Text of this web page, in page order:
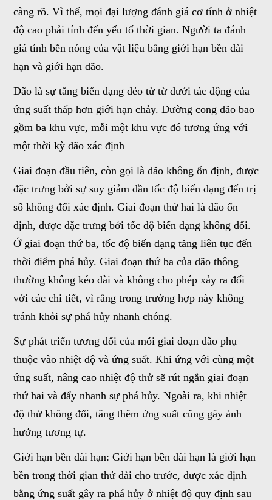
càng rõ. Vì thế, mọi đại lượng đánh giá cơ tính ở nhiệt
độ cao phải tính đến yếu tố thời gian. Người ta đánh
giá tính bền nóng của vật liệu bằng giới hạn bền dài
hạn và giới hạn dão.
Dão là sự tăng biến dạng dẻo từ từ dưới tác động của
ứng suất thấp hơn giới hạn chảy. Đường cong dão bao
gồm ba khu vực, mỗi một khu vực đó tương ứng với
một thời kỳ dão xác định
Giai đoạn đầu tiên, còn gọi là dão không ổn định, được
đặc trưng bởi sự suy giảm dần tốc độ biến dạng đến trị
số không đổi xác định. Giai đoạn thứ hai là dão ổn
định, được đặc trưng bởi tốc độ biến dạng không đổi.
Ở giai đoạn thứ ba, tốc độ biến dạng tăng liên tục đến
thời điểm phá hủy. Giai đoạn thứ ba của dão thông
thường không kéo dài và không cho phép xảy ra đối
với các chi tiết, vì rằng trong trường hợp này không
tránh khỏi sự phá hủy nhanh chóng.
Sự phát triển tương đối của mỗi giai đoạn dão phụ
thuộc vào nhiệt độ và ứng suất. Khi ứng với cùng một
ứng suất, nâng cao nhiệt độ thử sẽ rút ngắn giai đoạn
thứ hai và đẩy nhanh sự phá hủy. Ngoài ra, khi nhiệt
độ thử không đổi, tăng thêm ứng suất cũng gây ảnh
hưởng tương tự.
Giới hạn bền dài hạn: Giới hạn bền dài hạn là giới hạn
bền trong thời gian thử dài cho trước, được xác định
bằng ứng suất gây ra phá hủy ở nhiệt độ quy định sau